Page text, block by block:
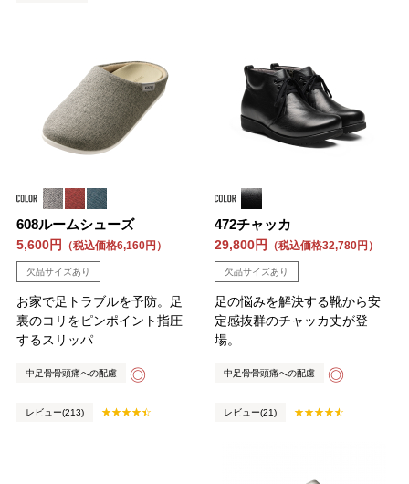
608ルームシューズ
5,600円 （税込価格6,160円）
欠品サイズあり
お家で足トラブルを予防。足
裏のコリをピンポイント指圧
するスリッパ
中足骨骨頭痛への配慮 ◎
レビュー(213)
472チャッカ
29,800円 （税込価格32,780円）
欠品サイズあり
足の悩みを解決する靴から安
定感抜群のチャッカ丈が登
場。
中足骨骨頭痛への配慮 ◎
レビュー(21)